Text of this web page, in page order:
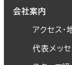
会社案内
アクセス・
代表メッ